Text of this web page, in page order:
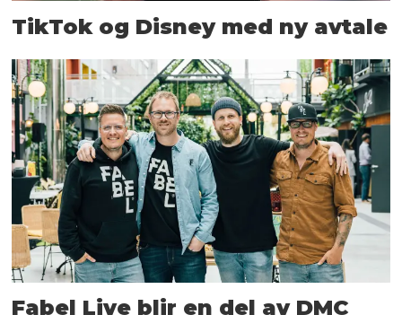
TikTok og Disney med ny avtale
Fabel Live blir en del av DMC